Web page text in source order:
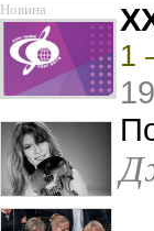
Новина
1